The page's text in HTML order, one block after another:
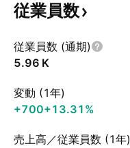
従業員数
従業員数 (通期)
‪5.96 K‬
変動 (1年)
+700+13.31%
売上高／従業員数 (1年)